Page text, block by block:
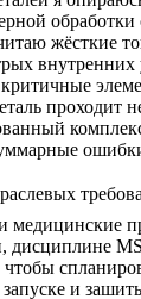
жёсткие
проходит
медицинские
дисциплине
чтобы
и